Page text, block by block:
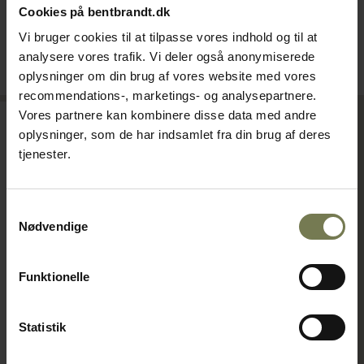
Cookies på bentbrandt.dk
Vi bruger cookies til at tilpasse vores indhold og til at
analysere vores trafik. Vi deler også anonymiserede
oplysninger om din brug af vores website med vores
recommendations-, marketings- og analysepartnere.
Vores partnere kan kombinere disse data med andre
oplysninger, som de har indsamlet fra din brug af deres
tjenester.
Nødvendige
Funktionelle
Statistik
305,00 kr./stk.
På lager
Læg i kurv
Bestillingsvare
Læg i kurv
krom